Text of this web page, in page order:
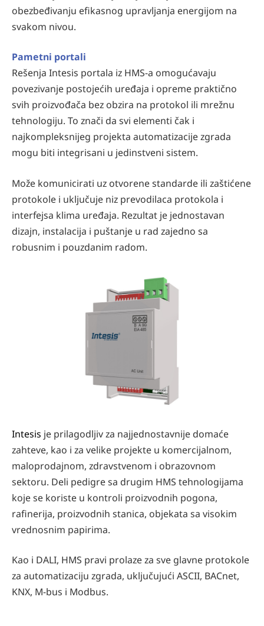
obezbeđivanju efikasnog upravljanja energijom na
svakom nivou.
Pametni portali
Rešenja Intesis portala iz HMS-a omogućavaju
povezivanje postojećih uređaja i opreme praktično
svih proizvođača bez obzira na protokol ili mrežnu
tehnologiju. To znači da svi elementi čak i
najkompleksnijeg projekta automatizacije zgrada
mogu biti integrisani u jedinstveni sistem.
Može komunicirati uz otvorene standarde ili zaštićene
protokole i uključuje niz prevodilaca protokola i
interfejsa klima uređaja. Rezultat je jednostavan
dizajn, instalacija i puštanje u rad zajedno sa
robusnim i pouzdanim radom.
Intesis je prilagodljiv za najjednostavnije domaće
zahteve, kao i za velike projekte u komercijalnom,
maloprodajnom, zdravstvenom i obrazovnom
sektoru. Deli pedigre sa drugim HMS tehnologijama
koje se koriste u kontroli proizvodnih pogona,
rafinerija, proizvodnih stanica, objekata sa visokim
vrednosnim papirima.
Kao i DALI, HMS pravi prolaze za sve glavne protokole
za automatizaciju zgrada, uključujući ASCII, BACnet,
KNX, M-bus i Modbus.